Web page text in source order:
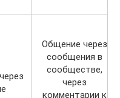
Общение через
сообщения в
сообществе,
через
комментарии к